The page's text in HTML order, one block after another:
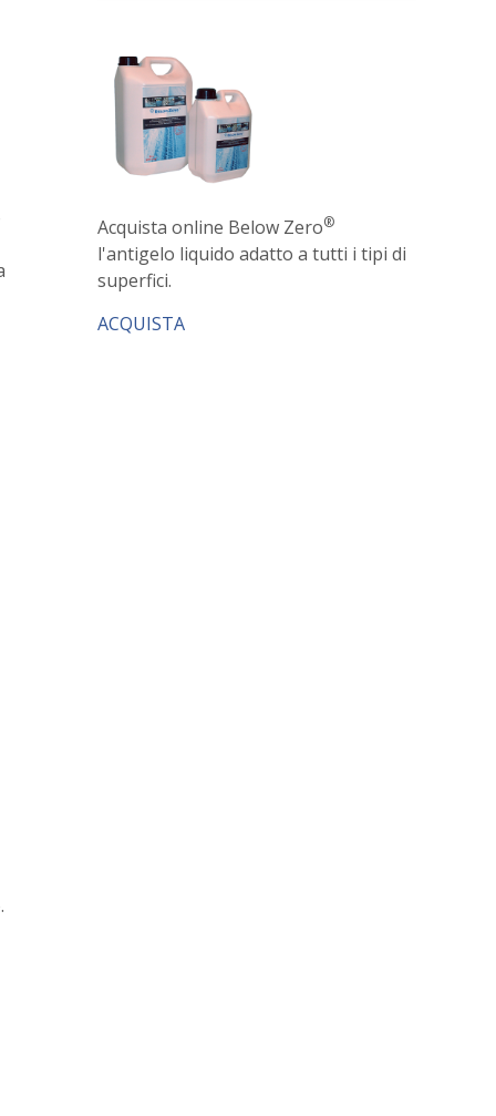
Acquista online Below Zero®
l'antigelo liquido adatto a tutti i tipi di
superfici.
ACQUISTA